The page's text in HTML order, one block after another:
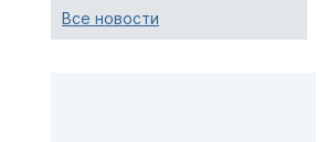
Все новости